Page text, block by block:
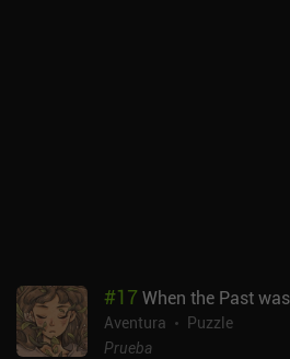
#17When the Past
Aventura
Puzzle
Prueba